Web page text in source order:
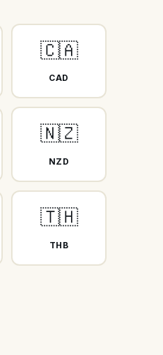
🇨🇦
CAD
🇳🇿
NZD
🇹🇭
THB